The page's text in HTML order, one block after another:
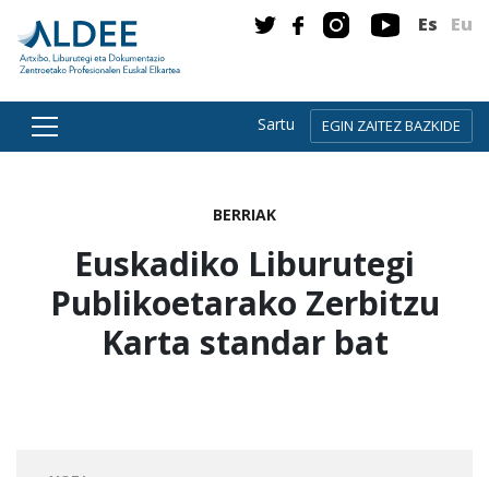
Es Eu
Sartu EGIN ZAITEZ BAZKIDE
BERRIAK
Euskadiko Liburutegi
Publikoetarako Zerbitzu
Karta standar bat